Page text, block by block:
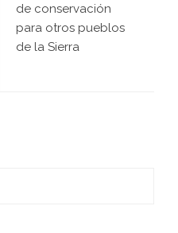
de conservación
para otros pueblos
de la Sierra